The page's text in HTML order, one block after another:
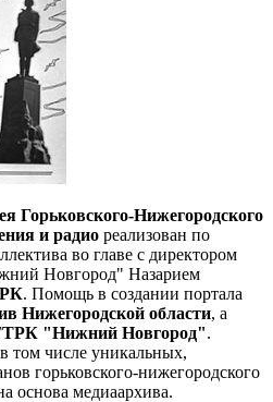
Горьковского-Нижегородского
и радио реализован по
во главе с директором
Новгород" Назарием
. Помощь в создании портала
Нижегородской области, а
"Нижний Новгород".
том числе уникальных,
горьковского-нижегородского
основа медиаархива.